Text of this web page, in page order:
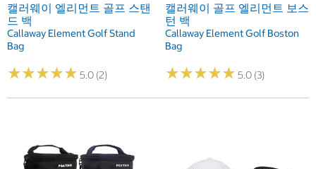
캘러웨이 엘리먼트 골프 스탠
드 백
Callaway Element Golf Stand
Bag
★★★★★
★★★★★ 5.0 (2)
캘러웨이 골프 엘리먼트 보스
턴 백
Callaway Element Golf Boston
Bag
★★★★★
★★★★★ 5.0 (3)